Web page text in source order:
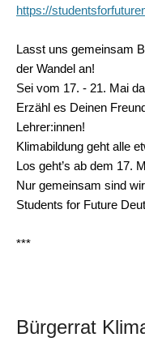
https://
Lasst uns gemeinsam
der Wandel an!
Sei vom 17. - 21. Mai
Erzähl es Deinen
Lehrer:innen!
Klimabildung geht alle
Los geht’s ab dem 17.
Nur gemeinsam sind
Students for Future
***
Bürgerrat